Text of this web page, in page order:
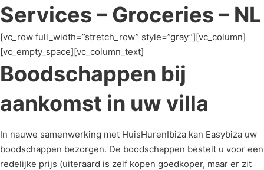
Services – Groceries – NL
[vc_row full_width=”stretch_row” style=”gray”][vc_column]
[vc_empty_space][vc_column_text]
Boodschappen bij
aankomst in uw villa
In nauwe samenwerking met HuisHurenIbiza kan Easybiza uw
boodschappen bezorgen. De boodschappen bestelt u voor een
redelijke prijs (uiteraard is zelf kopen goedkoper, maar er zit